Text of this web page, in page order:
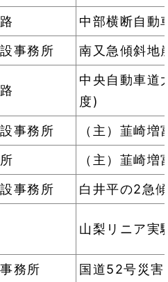
中部横断自動
事務所 南又急傾斜地
中央自動車道
度)
事務所
（主）韮崎
（主）韮崎
事務所 白井平の2急
山梨リニア実
務所
国道52号災害